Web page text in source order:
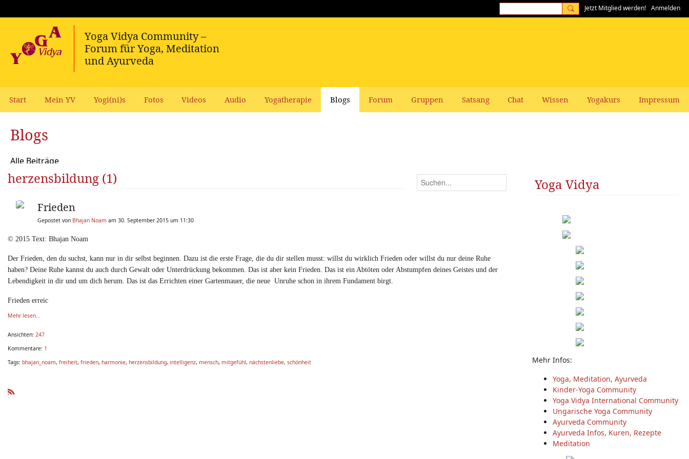
Jetzt Mitglied werden! Anmelden
Start Mein YV Yogi(ni)s Fotos Videos Audio Yogatherapie Blogs Forum Gruppen Satsang Chat Wissen Yogakurs Impressum
Blogs
Alle Beiträge
herzensbildung (1)
Frieden
Gepostet von Bhajan Noam am 30. September 2015 um 11:30
© 2015 Text: Bhajan Noam
Der Frieden, den du suchst, kann nur in dir selbst beginnen. Dazu ist die erste Frage, die du dir stellen musst: willst du wirklich Frieden oder willst du nur deine Ruhe
haben? Deine Ruhe kannst du auch durch Gewalt oder Unterdrückung bekommen. Das ist aber kein Frieden. Das ist ein Abtöten oder Abstumpfen deines Geistes und der
Lebendigkeit in dir und um dich herum. Das ist das Errichten einer Gartenmauer, die neue Unruhe schon in ihrem Fundament birgt.
Frieden erreic
Mehr lesen...
Ansichten: 247
Kommentare: 1
Tags: bhajan_noam, freiheit, frieden, harmonie, herzensbildung, intelligenz, mensch, mitgefühl, nächstenliebe, schönheit
Yoga Vidya
Mehr Infos:
Yoga, Meditation, Ayurveda
Kinder-Yoga Community
Yoga Vidya International Community
Ungarische Yoga Community
Ayurveda Community
Ayurveda Infos, Kuren, Rezepte
Meditation